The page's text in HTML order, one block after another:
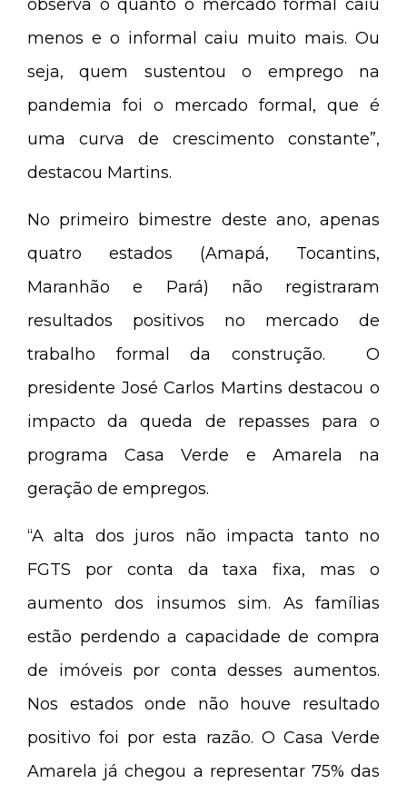
observa o quanto o mercado formal caiu
menos e o informal caiu muito mais. Ou
seja, quem sustentou o emprego na
pandemia foi o mercado formal, que é
uma curva de crescimento constante”,
destacou Martins.
No primeiro bimestre deste ano, apenas
quatro estados (Amapá, Tocantins,
Maranhão e Pará) não registraram
resultados positivos no mercado de
trabalho formal da construção. O
presidente José Carlos Martins destacou o
impacto da queda de repasses para o
programa Casa Verde e Amarela na
geração de empregos.
“A alta dos juros não impacta tanto no
FGTS por conta da taxa fixa, mas o
aumento dos insumos sim. As famílias
estão perdendo a capacidade de compra
de imóveis por conta desses aumentos.
Nos estados onde não houve resultado
positivo foi por esta razão. O Casa Verde
Amarela já chegou a representar 75% das